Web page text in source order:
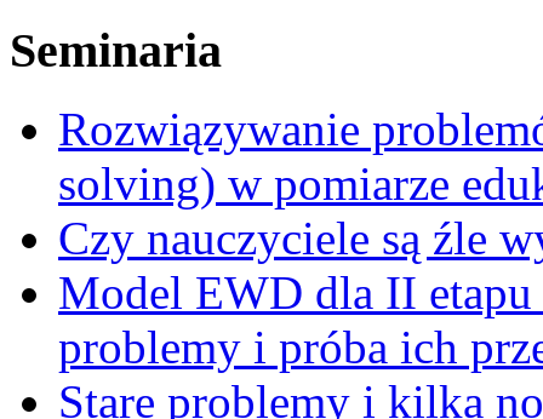
Seminaria
Rozwiązywanie
solving) w pomiarze
Czy nauczyciele są źle
Model EWD dla II etapu
problemy i próba ich
Stare problemy i kilka